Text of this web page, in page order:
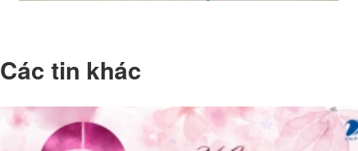
Các tin khác